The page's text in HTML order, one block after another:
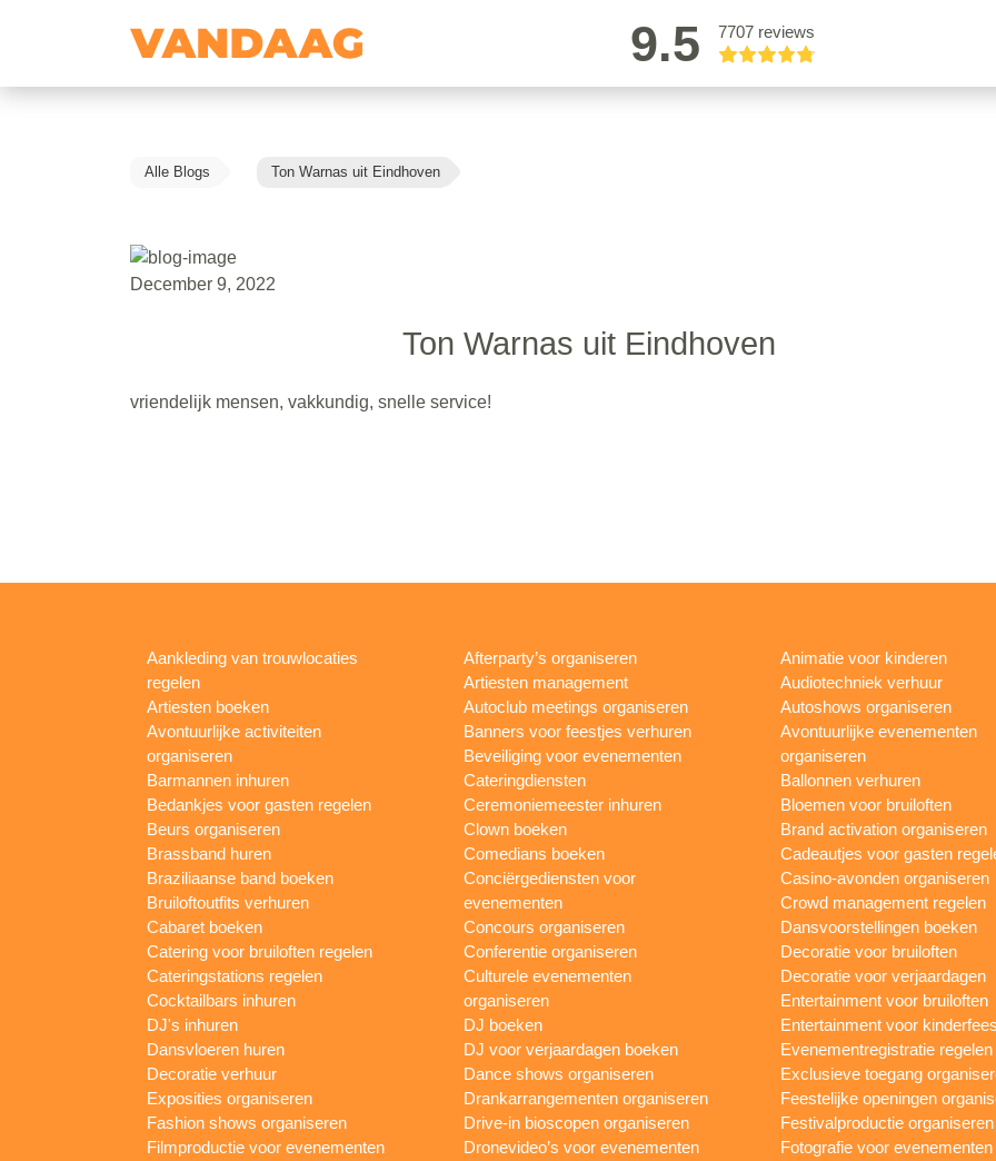
9.5 7707 reviews
Alle Blogs Ton Warnas uit Eindhoven
December 9, 2022
Ton Warnas uit Eindhoven
vriendelijk mensen, vakkundig, snelle service!
Aankleding van trouwlocaties
regelen
Artiesten boeken
Avontuurlijke activiteiten
organiseren
Barmannen inhuren
Bedankjes voor gasten regelen
Beurs organiseren
Brassband huren
Braziliaanse band boeken
Bruiloftoutfits verhuren
Cabaret boeken
Catering voor bruiloften regelen
Cateringstations regelen
Cocktailbars inhuren
DJ's inhuren
Dansvloeren huren
Decoratie verhuur
Exposities organiseren
Fashion shows organiseren
Filmproductie voor evenementen
Afterparty’s organiseren
Artiesten management
Autoclub meetings organiseren
Banners voor feestjes verhuren
Beveiliging voor evenementen
Cateringdiensten
Ceremoniemeester inhuren
Clown boeken
Comedians boeken
Conciërgediensten voor
evenementen
Concours organiseren
Conferentie organiseren
Culturele evenementen
organiseren
DJ boeken
DJ voor verjaardagen boeken
Dance shows organiseren
Drankarrangementen organiseren
Drive-in bioscopen organiseren
Dronevideo’s voor evenementen
Animatie voor kinderen
Audiotechniek verhuur
Autoshows organiseren
Avontuurlijke evenementen
organiseren
Ballonnen verhuren
Bloemen voor bruiloften
Brand activation organiseren
Cadeautjes voor gasten
Casino-avonden organiseren
Crowd management regelen
Dansvoorstellingen boeken
Decoratie voor bruiloften
Decoratie voor verjaardagen
Entertainment voor bruiloften
Entertainment voor
Evenementregistratie regelen
Exclusieve toegang
Feestelijke openingen
Festivalproductie organiseren
Fotografie voor evenementen